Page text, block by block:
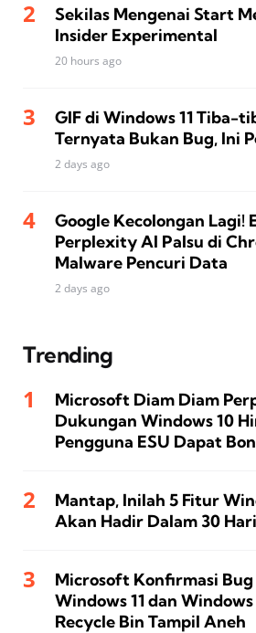
Sekilas Mengenai Start
Insider Experimental
20 hours ago
GIF di Windows 11 Tiba-
Ternyata Bukan Bug, Ini
2 days ago
Google Kecolongan Lagi!
Perplexity AI Palsu di
Malware Pencuri Data
2 days ago
Trending
Microsoft Diam Diam
Dukungan Windows 10
Pengguna ESU Dapat
Mantap, Inilah 5 Fitur
Akan Hadir Dalam 30
Microsoft Konfirmasi Bug
Windows 11 dan Windows
Recycle Bin Tampil Aneh